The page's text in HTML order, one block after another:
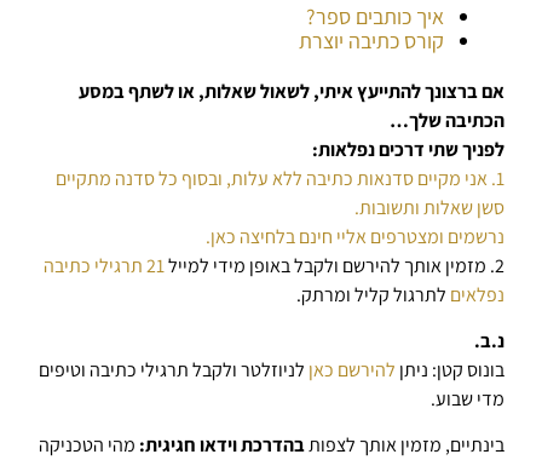
איך כותבים ספר?
קורס כתיבה יוצרת
אם ברצונך להתייעץ איתי, לשאול שאלות, או לשתף במסע
הכתיבה שלך…
לפניך שתי דרכים נפלאות:
1. אני מקיים סדנאות כתיבה ללא עלות, ובסוף כל סדנה מתקיים
סשן שאלות ותשובות.
נרשמים ומצטרפים אליי חינם בלחיצה כאן.
2. מזמין אותך להירשם ולקבל באופן מידי למייל
21 תרגילי כתיבה
נפלאים לתרגול קליל ומרתק.
נ.ב.
בונוס קטן: ניתן להירשם כאן לניוזלטר ולקבל תרגילי כתיבה וטיפים
מדי שבוע.
בינתיים, מזמין אותך לצפותבהדרכת וידאו חגיגית: מהי הטכניקה